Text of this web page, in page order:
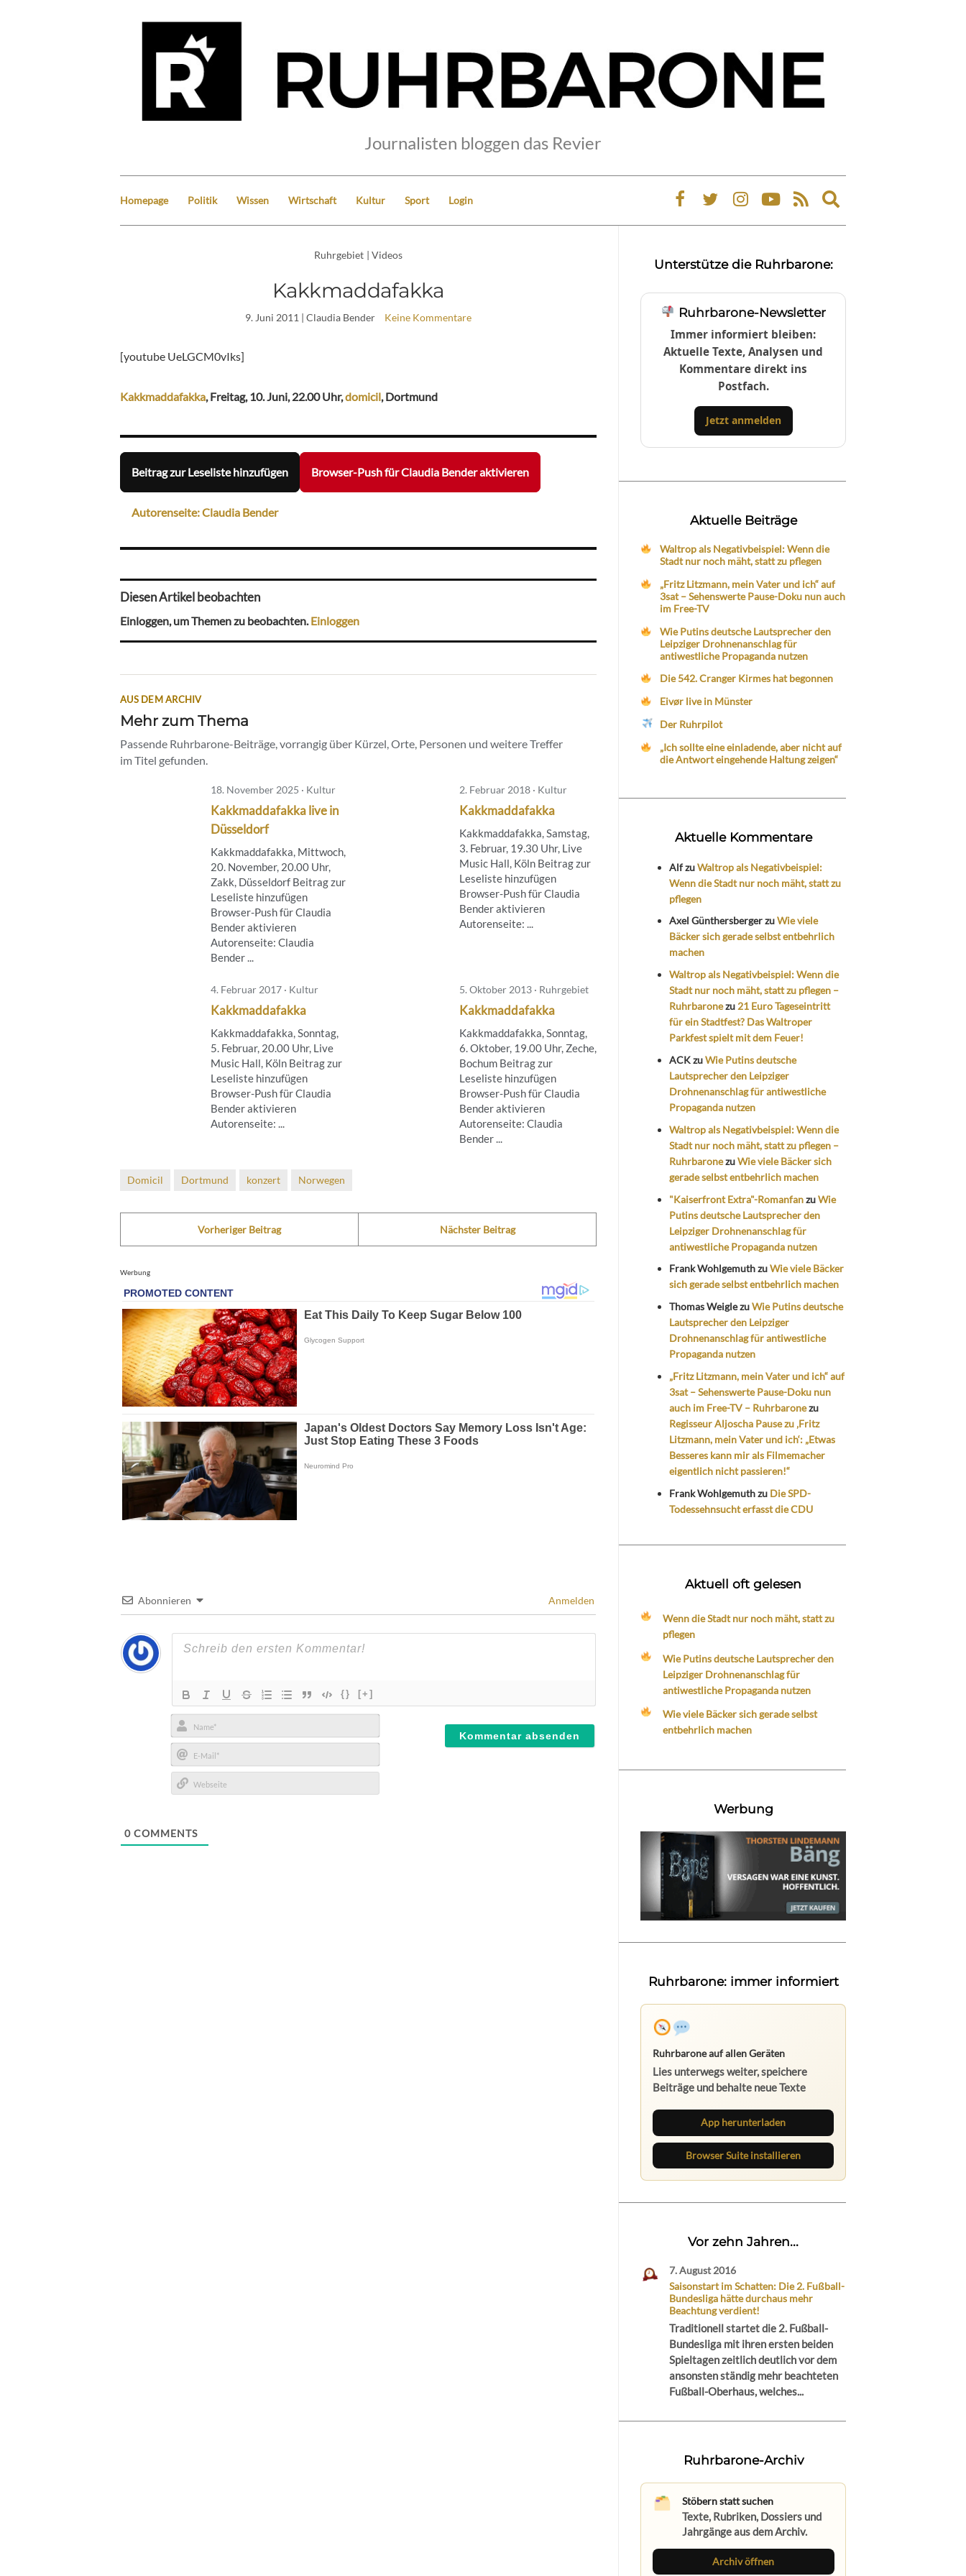
Journalisten bloggen das Revier
Homepage Politik Wissen Wirtschaft Kultur Sport Login
Expand
search
Ruhrgebiet | Videos
Kakkmaddafakka
9. Juni 2011 | Claudia Bender Keine Kommentare
[youtube UeLGCM0vIks]
Kakkmaddafakka, Freitag, 10. Juni, 22.00 Uhr,domicil, Dortmund
Beitrag zur Leseliste hinzufügen Browser-Push für Claudia Bender aktivieren
Autorenseite: Claudia Bender
Diesen Artikel beobachten
Einloggen, um Themen zu beobachten.Einloggen
AUS DEM ARCHIV
Mehr zum Thema
Passende Ruhrbarone-Beiträge, vorrangig über Kürzel, Orte, Personen und weitere Treffer
im Titel gefunden.
18. November 2025 · Kultur
Kakkmaddafakka live in
Düsseldorf
Kakkmaddafakka, Mittwoch,
20. November, 20.00 Uhr,
Zakk, Düsseldorf Beitrag zur
Leseliste hinzufügen
Browser-Push für Claudia
Bender aktivieren
Autorenseite: Claudia
Bender ...
2. Februar 2018 · Kultur
Kakkmaddafakka
Kakkmaddafakka, Samstag,
3. Februar, 19.30 Uhr, Live
Music Hall, Köln Beitrag zur
Leseliste hinzufügen
Browser-Push für Claudia
Bender aktivieren
Autorenseite: ...
4. Februar 2017 · Kultur
Kakkmaddafakka
Kakkmaddafakka, Sonntag,
5. Februar, 20.00 Uhr, Live
Music Hall, Köln Beitrag zur
Leseliste hinzufügen
Browser-Push für Claudia
Bender aktivieren
Autorenseite: ...
5. Oktober 2013 · Ruhrgebiet
Kakkmaddafakka
Kakkmaddafakka, Sonntag,
6. Oktober, 19.00 Uhr, Zeche,
Bochum Beitrag zur
Leseliste hinzufügen
Browser-Push für Claudia
Bender aktivieren
Autorenseite: Claudia
Bender ...
Domicil Dortmund konzert Norwegen
Vorheriger Beitrag Nächster Beitrag
Werbung
Abonnieren Anmelden
{} [+]
Name*
E-
Mail*
0 COMMENTS
Unterstütze die Ruhrbarone:
Ruhrbarone-Newsletter
Immer informiert bleiben:
Aktuelle Texte, Analysen und
Kommentare direkt ins
Postfach.
Jetzt anmelden
Aktuelle Beiträge
Waltrop als Negativbeispiel: Wenn die
Stadt nur noch mäht, statt zu pflegen
„Fritz Litzmann, mein Vater und ich“ auf
3sat – Sehenswerte Pause-Doku nun auch
im Free-TV
Wie Putins deutsche Lautsprecher den
Leipziger Drohnenanschlag für
antiwestliche Propaganda nutzen
Die 542. Cranger Kirmes hat begonnen
Eivør live in Münster
Der Ruhrpilot
„Ich sollte eine einladende, aber nicht auf
die Antwort eingehende Haltung zeigen“
Aktuelle Kommentare
AlfzuWaltrop als Negativbeispiel:
Wenn die Stadt nur noch mäht, statt zu
pflegen
Axel GünthersbergerzuWie viele
Bäcker sich gerade selbst entbehrlich
machen
Waltrop als Negativbeispiel: Wenn die
Stadt nur noch mäht, statt zu pflegen –
Ruhrbaronezu 21 Euro Tageseintritt
für ein Stadtfest? Das Waltroper
Parkfest spielt mit dem Feuer!
ACKzuWie Putins deutsche
Lautsprecher den Leipziger
Drohnenanschlag für antiwestliche
Propaganda nutzen
Waltrop als Negativbeispiel: Wenn die
Stadt nur noch mäht, statt zu pflegen –
RuhrbaronezuWie viele Bäcker sich
gerade selbst entbehrlich machen
"Kaiserfront Extra"-RomanfanzuWie
Putins deutsche Lautsprecher den
Leipziger Drohnenanschlag für
antiwestliche Propaganda nutzen
Frank WohlgemuthzuWie viele Bäcker
sich gerade selbst entbehrlich machen
Thomas WeiglezuWie Putins deutsche
Lautsprecher den Leipziger
Drohnenanschlag für antiwestliche
Propaganda nutzen
„Fritz Litzmann, mein Vater und ich“ auf
3sat – Sehenswerte Pause-Doku nun
auch im Free-TV – Ruhrbaronezu
Regisseur Aljoscha Pause zu ‚Fritz
Litzmann, mein Vater und ich‘: „Etwas
Besseres kann mir als Filmemacher
eigentlich nicht passieren!“
Frank Wohlgemuthzu Die SPD-
Todessehnsucht erfasst die CDU
Aktuell oft gelesen
Wenn die Stadt nur noch mäht, statt zu
pflegen
Wie Putins deutsche Lautsprecher den
Leipziger Drohnenanschlag für
antiwestliche Propaganda nutzen
Wie viele Bäcker sich gerade selbst
entbehrlich machen
Werbung
Ruhrbarone: immer informiert
Ruhrbarone auf allen Geräten
Lies unterwegs weiter, speichere
Beiträge und behalte neue Texte
App herunterladen
Browser Suite installieren
Vor zehn Jahren...
7. August 2016
Saisonstart im Schatten: Die 2. Fußball-
Bundesliga hätte durchaus mehr
Beachtung verdient!
Traditionell startet die 2. Fußball-
Bundesliga mit ihren ersten beiden
Spieltagen zeitlich deutlich vor dem
ansonsten ständig mehr beachteten
Fußball-Oberhaus, welches...
Ruhrbarone-Archiv
Stöbern statt suchen
Texte, Rubriken, Dossiers und
Jahrgänge aus dem Archiv.
Archiv öffnen